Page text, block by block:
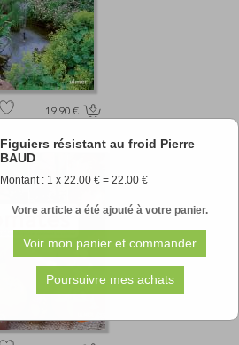
Figuiers résistant au froid Pierre
BAUD
Montant : 1 x 22.00 € = 22.00 €
Votre article a été ajouté à votre panier.
19.90 €